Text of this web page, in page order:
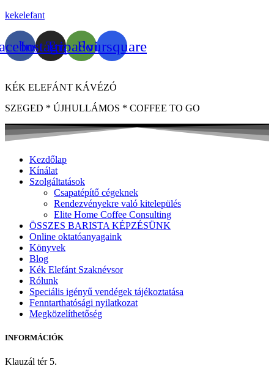
kekelefant
Instagram
Tripadvisor
Foursquare
KÉK ELEFÁNT KÁVÉZÓ
SZEGED * ÚJHULLÁMOS * COFFEE TO GO
Kezdőlap
Kínálat
Szolgáltatások
Csapatépítő cégeknek
Rendezvényekre való kitelepülés
Elite Home Coffee Consulting
ÖSSZES BARISTA KÉPZÉSÜNK
Online oktatóanyagaink
Könyvek
Blog
Kék Elefánt Szaknévsor
Rólunk
Speciális igényű vendégek tájékoztatása
Fenntarthatósági nyilatkozat
Megközelíthetőség
INFORMÁCIÓK
Klauzál tér 5.